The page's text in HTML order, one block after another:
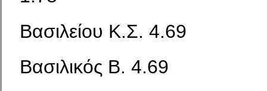
Βασιλείου Κ.Σ. 4.69
Βασιλικός Β. 4.69